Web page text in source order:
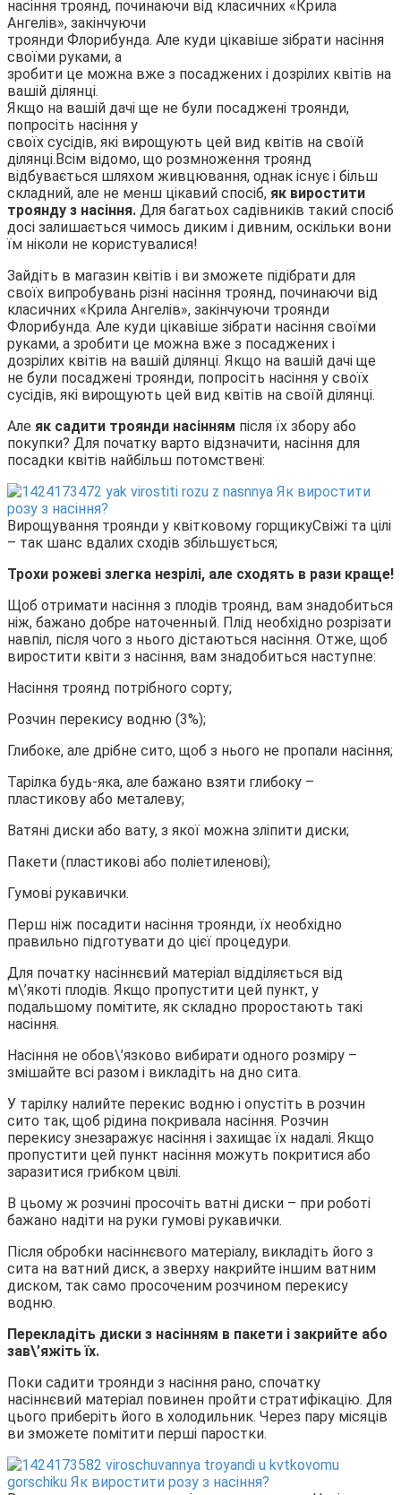
насіння троянд, починаючи від класичних «Крила
Ангелів», закінчуючи
троянди Флорибунда. Але куди цікавіше зібрати насіння
своїми руками, а
зробити це можна вже з посаджених і дозрілих квітів на
вашій ділянці.
Якщо на вашій дачі ще не були посаджені троянди,
попросіть насіння у
своїх сусідів, які вирощують цей вид квітів на своїй
ділянці.Всім відомо, що розмноження троянд
відбувається шляхом живцювання, однак існує і більш
складний, але не менш цікавий спосіб, як виростити
троянду з насіння. Для багатьох садівників такий спосіб
досі залишається чимось диким і дивним, оскільки вони
їм ніколи не користувалися!
Зайдіть в магазин квітів і ви зможете підібрати для
своїх випробувань різні насіння троянд, починаючи від
класичних «Крила Ангелів», закінчуючи троянди
Флорибунда. Але куди цікавіше зібрати насіння своїми
руками, а зробити це можна вже з посаджених і
дозрілих квітів на вашій ділянці. Якщо на вашій дачі ще
не були посаджені троянди, попросіть насіння у своїх
сусідів, які вирощують цей вид квітів на своїй ділянці.
Але як садити троянди насінням після їх збору або
покупки? Для початку варто відзначити, насіння для
посадки квітів найбільш потомствені:
Вирощування троянди у квітковому горщикуСвіжі та цілі
– так шанс вдалих сходів збільшується;
Трохи рожеві злегка незрілі, але сходять в рази краще!
Щоб отримати насіння з плодів троянд, вам знадобиться
ніж, бажано добре наточенный. Плід необхідно розрізати
навпіл, після чого з нього дістаються насіння. Отже, щоб
виростити квіти з насіння, вам знадобиться наступне:
Насіння троянд потрібного сорту;
Розчин перекису водню (3%);
Глибоке, але дрібне сито, щоб з нього не пропали насіння;
Тарілка будь-яка, але бажано взяти глибоку –
пластикову або металеву;
Ватяні диски або вату, з якої можна зліпити диски;
Пакети (пластикові або поліетиленові);
Гумові рукавички.
Перш ніж посадити насіння троянди, їх необхідно
правильно підготувати до цієї процедури.
Для початку насіннєвий матеріал відділяється від
м\’якоті плодів. Якщо пропустити цей пункт, у
подальшому помітите, як складно проростають такі
насіння.
Насіння не обов\’язково вибирати одного розміру –
змішайте всі разом і викладіть на дно сита.
У тарілку налийте перекис водню і опустіть в розчин
сито так, щоб рідина покривала насіння. Розчин
перекису знезаражує насіння і захищає їх надалі. Якщо
пропустити цей пункт насіння можуть покритися або
заразитися грибком цвілі.
В цьому ж розчині просочіть ватні диски – при роботі
бажано надіти на руки гумові рукавички.
Після обробки насіннєвого матеріалу, викладіть його з
сита на ватний диск, а зверху накрийте іншим ватним
диском, так само просоченим розчином перекису
водню.
Перекладіть диски з насінням в пакети і закрийте або
зав\’яжіть їх.
Поки садити троянди з насіння рано, спочатку
насіннєвий матеріал повинен пройти стратифікацію. Для
цього приберіть його в холодильник. Через пару місяців
ви зможете помітити перші паростки.